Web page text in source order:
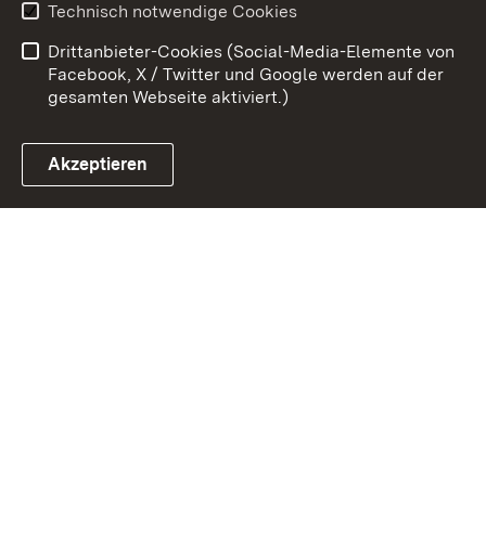
Link zum Landesportal
Datenschutz
Barrierefreiheit
Impressum
Cookies
Technisch notwendige Cookies
Drittanbieter-Cookies (Social-Media-Elemente von
Facebook, X / Twitter und Google werden auf der
gesamten Webseite aktiviert.)
Akzeptieren